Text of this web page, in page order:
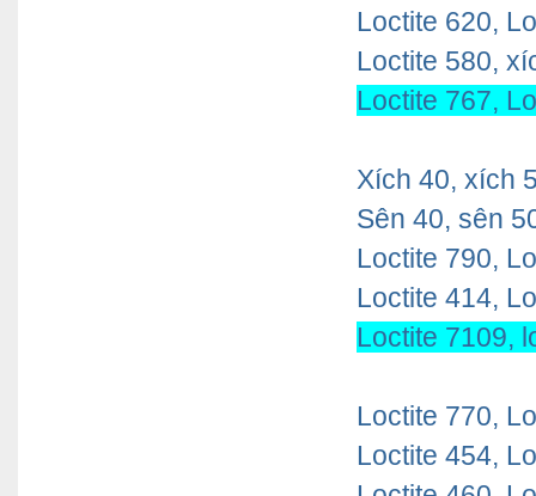
Loctite 620,
Loctite 580,
Loctite 767,
Xích 40, xích
Sên 40, sên
Loctite 790,
Loctite 414,
Loctite 7109,
Loctite 770,
Loctite 454,